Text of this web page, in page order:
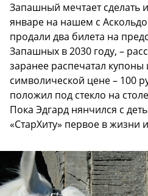
Запашный мечтает сделать
январе на нашем с
продали два билета на
Запашных в 2030 году, –
заранее распечатал купоны
символической цене – 100
положил под стекло на
Пока Эдгард нянчился с
«СтарХиту» первое в жизни